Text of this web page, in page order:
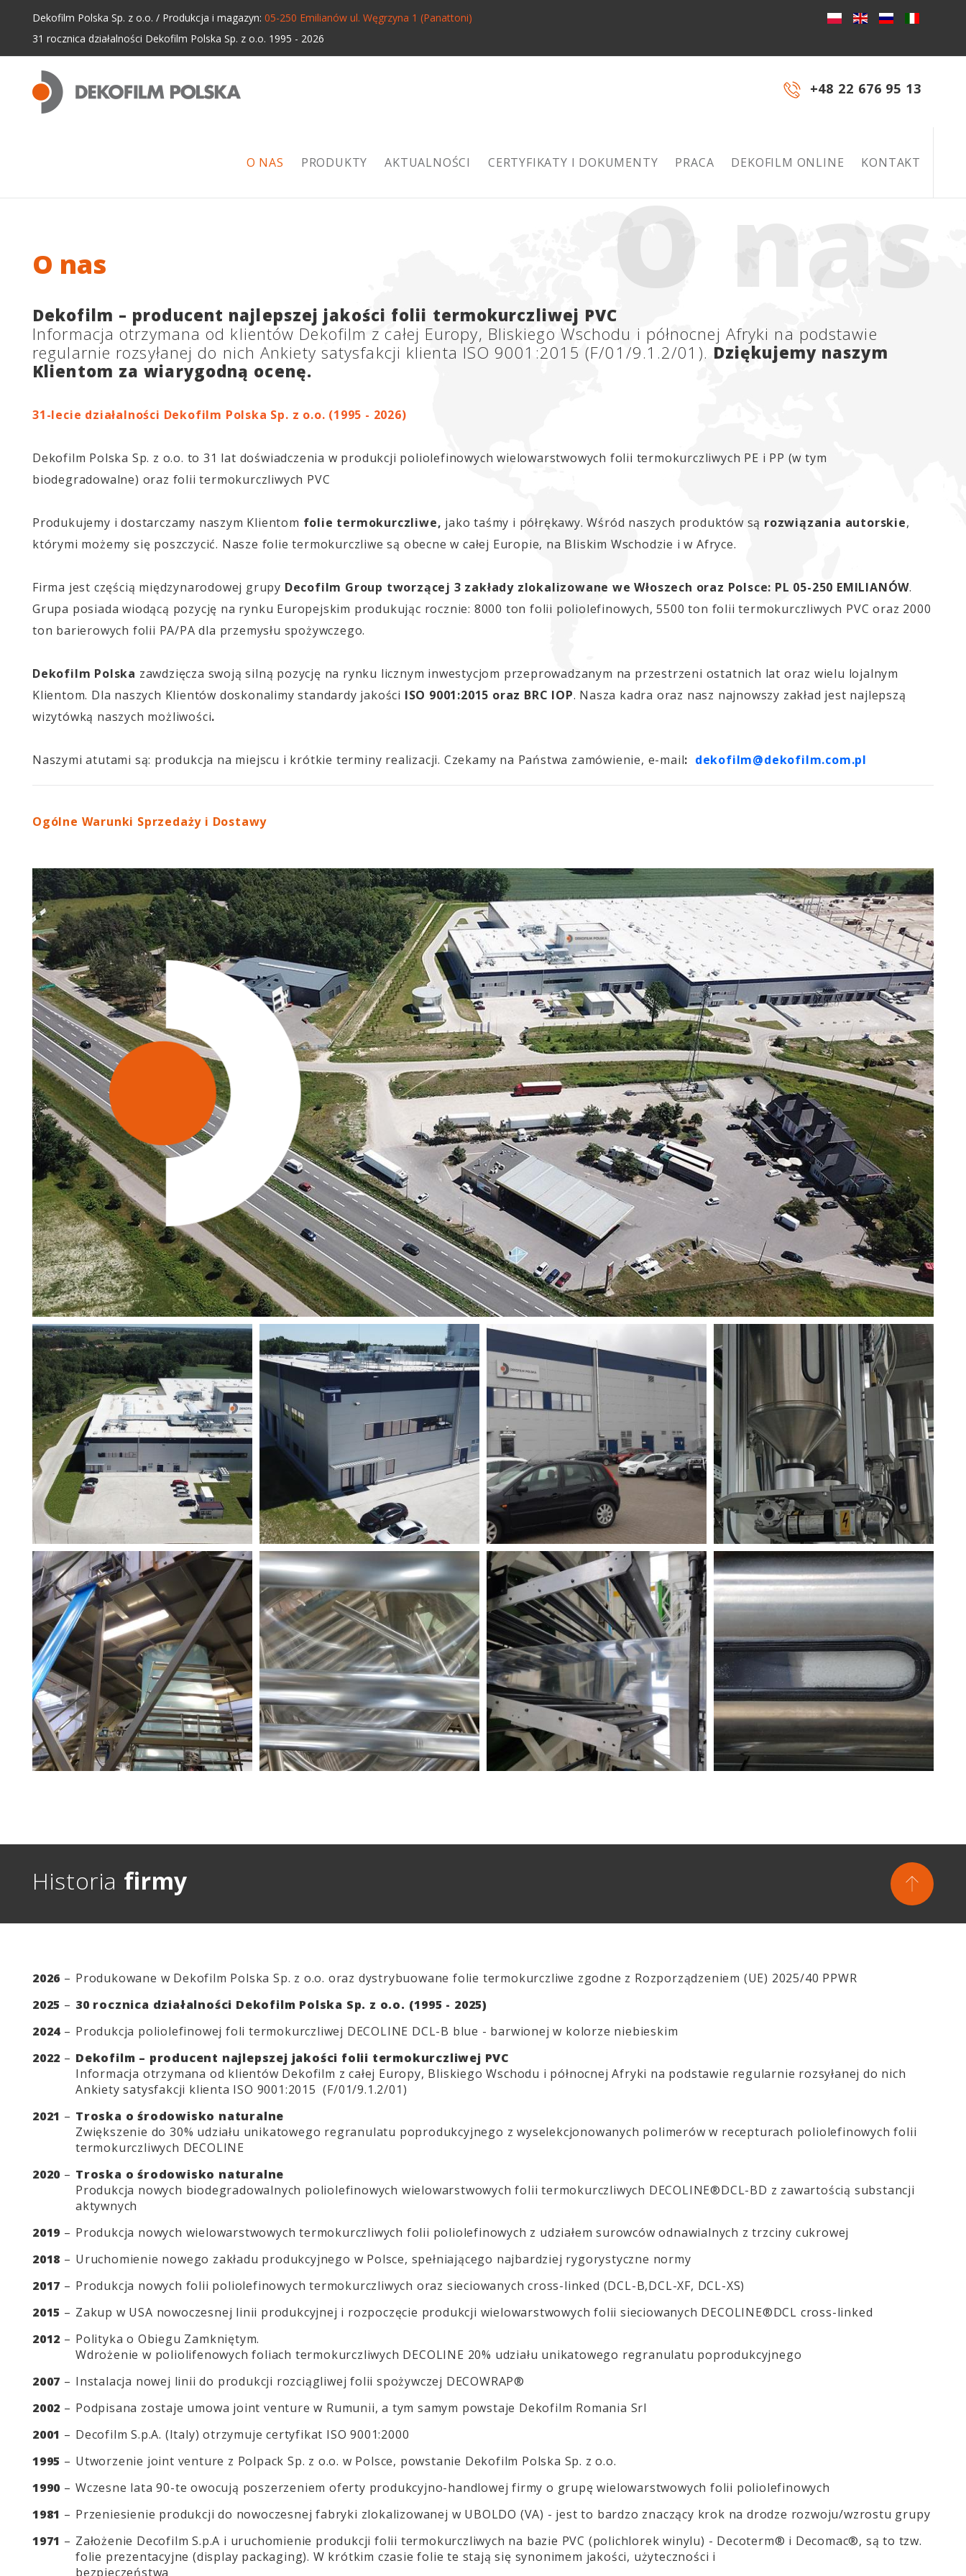
Dekofilm Polska Sp. z o.o. / Produkcja i magazyn: 05-250 Emilianów ul. Węgrzyna 1 (Panattoni)
31 rocznica działalności Dekofilm Polska Sp. z o.o. 1995 - 2026
+48 22 676 95 13
O NAS PRODUKTY AKTUALNOŚCI CERTYFIKATY I DOKUMENTY PRACA DEKOFILM ONLINE KONTAKT
O nas
O nas
Dekofilm – producent najlepszej jakości folii termokurczliwej PVC
Informacja otrzymana od klientów Dekofilm z całej Europy, Bliskiego Wschodu i północnej Afryki na podstawie
regularnie rozsyłanej do nich Ankiety satysfakcji klienta ISO 9001:2015 (F/01/9.1.2/01). Dziękujemy naszym
Klientom za wiarygodną ocenę.
31-lecie działalności Dekofilm Polska Sp. z o.o. (1995 - 2026)
Dekofilm Polska Sp. z o.o. to 31 lat doświadczenia w produkcji poliolefinowych wielowarstwowych folii termokurczliwych PE i PP (w tym
biodegradowalne) oraz folii termokurczliwych PVC
Produkujemy i dostarczamy naszym Klientom folie termokurczliwe, jako taśmy i półrękawy. Wśród naszych produktów są rozwiązania autorskie,
którymi możemy się poszczycić. Nasze folie termokurczliwe są obecne w całej Europie, na Bliskim Wschodzie i w Afryce.
Firma jest częścią międzynarodowej grupy Decofilm Group tworzącej 3 zakłady zlokalizowane we Włoszech oraz Polsce: PL 05-250 EMILIANÓW.
Grupa posiada wiodącą pozycję na rynku Europejskim produkując rocznie: 8000 ton folii poliolefinowych, 5500 ton folii termokurczliwych PVC oraz 2000
ton barierowych folii PA/PA dla przemysłu spożywczego.
Dekofilm Polska zawdzięcza swoją silną pozycję na rynku licznym inwestycjom przeprowadzanym na przestrzeni ostatnich lat oraz wielu lojalnym
Klientom. Dla naszych Klientów doskonalimy standardy jakości ISO 9001:2015 oraz BRC IOP. Nasza kadra oraz nasz najnowszy zakład jest najlepszą
wizytówką naszych możliwości.
Naszymi atutami są: produkcja na miejscu i krótkie terminy realizacji. Czekamy na Państwa zamówienie, e-mail: dekofilm@dekofilm.com.pl
Ogólne Warunki Sprzedaży i Dostawy
Historia firmy
2026 – Produkowane w Dekofilm Polska Sp. z o.o. oraz dystrybuowane folie termokurczliwe zgodne z Rozporządzeniem (UE) 2025/40 PPWR
2025 – 30 rocznica działalności Dekofilm Polska Sp. z o.o. (1995 - 2025)
2024 – Produkcja poliolefinowej foli termokurczliwej DECOLINE DCL-B blue - barwionej w kolorze niebieskim
2022 – Dekofilm – producent najlepszej jakości folii termokurczliwej PVC
Informacja otrzymana od klientów Dekofilm z całej Europy, Bliskiego Wschodu i północnej Afryki na podstawie regularnie rozsyłanej do nich
Ankiety satysfakcji klienta ISO 9001:2015 (F/01/9.1.2/01)
2021 – Troska o środowisko naturalne
Zwiększenie do 30% udziału unikatowego regranulatu poprodukcyjnego z wyselekcjonowanych polimerów w recepturach poliolefinowych folii
termokurczliwych DECOLINE
2020 – Troska o środowisko naturalne
Produkcja nowych biodegradowalnych poliolefinowych wielowarstwowych folii termokurczliwych DECOLINE®DCL-BD z zawartością substancji
aktywnych
2019 – Produkcja nowych wielowarstwowych termokurczliwych folii poliolefinowych z udziałem surowców odnawialnych z trzciny cukrowej
2018 – Uruchomienie nowego zakładu produkcyjnego w Polsce, spełniającego najbardziej rygorystyczne normy
2017 – Produkcja nowych folii poliolefinowych termokurczliwych oraz sieciowanych cross-linked (DCL-B,DCL-XF, DCL-XS)
2015 – Zakup w USA nowoczesnej linii produkcyjnej i rozpoczęcie produkcji wielowarstwowych folii sieciowanych DECOLINE®DCL cross-linked
2012 – Polityka o Obiegu Zamkniętym.
Wdrożenie w poliolifenowych foliach termokurczliwych DECOLINE 20% udziału unikatowego regranulatu poprodukcyjnego
2007 – Instalacja nowej linii do produkcji rozciągliwej folii spożywczej DECOWRAP®
2002 – Podpisana zostaje umowa joint venture w Rumunii, a tym samym powstaje Dekofilm Romania Srl
2001 – Decofilm S.p.A. (Italy) otrzymuje certyfikat ISO 9001:2000
1995 – Utworzenie joint venture z Polpack Sp. z o.o. w Polsce, powstanie Dekofilm Polska Sp. z o.o.
1990 – Wczesne lata 90-te owocują poszerzeniem oferty produkcyjno-handlowej firmy o grupę wielowarstwowych folii poliolefinowych
1981 – Przeniesienie produkcji do nowoczesnej fabryki zlokalizowanej w UBOLDO (VA) - jest to bardzo znaczący krok na drodze rozwoju/wzrostu grupy
1971 – Założenie Decofilm S.p.A i uruchomienie produkcji folii termokurczliwych na bazie PVC (polichlorek winylu) - Decoterm® i Decomac®, są to tzw.
folie prezentacyjne (display packaging). W krótkim czasie folie te stają się synonimem jakości, użyteczności i
bezpieczeństwa